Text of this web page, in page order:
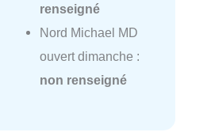
renseigné
Nord Michael MD
ouvert dimanche :
non renseigné